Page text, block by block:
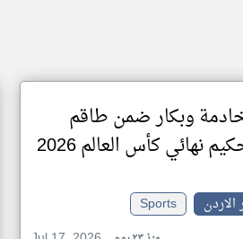
وبكار ضمن طاقم
نهائي كأس العالم 2026
الاردن
Sports